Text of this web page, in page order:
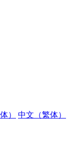
） 中文（繁体）